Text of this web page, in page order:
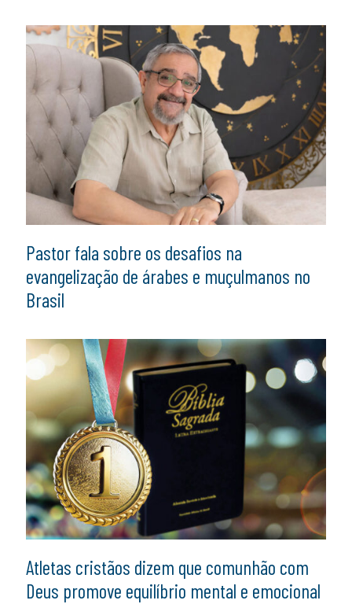
Pastor fala sobre os desafios na
evangelização de árabes e muçulmanos no
Brasil
Atletas cristãos dizem que comunhão com
Deus promove equilíbrio mental e emocional